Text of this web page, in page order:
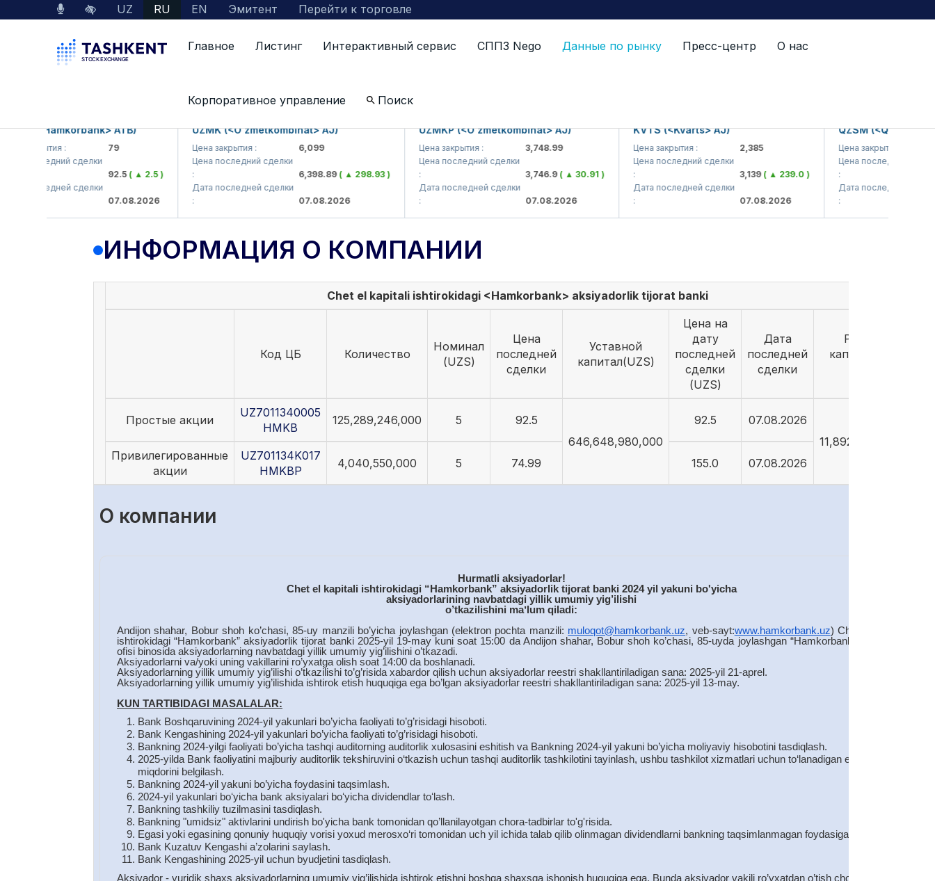
UZ RU EN Эмитент Перейти к торговле
Главное Листинг Интерактивный сервис СППЗ Nego Данные по рынку Пресс-центр О нас
Корпоративное управление Поиск
Информация о компании
(<Hamkorbank> ATB)
сделки
( ▲ 2.5 )
сделки
07.08.2026
UZMK (<O'zmetkombinat> AJ)
Цена закрытия :
6,099
Цена последний сделки
6,398.89( ▲ 298.93 )
Дата последней сделки
07.08.2026
UZMKP (<O'zmetkombinat> AJ)
Цена закрытия :
3,748.99
Цена последний сделки
3,746.9( ▲ 30.91 )
Дата последней сделки
07.08.2026
KVTS (<Kvarts> AJ)
Цена закрытия :
Цена последний сделки
3,139( ▲ 239.0 )
Дата последней сделки
07.08.2026
QZSM
Цена закрытия :
Цена последний сделки
Дата последней сделки
ИНФОРМАЦИЯ О КОМПАНИИ
Chet el kapitali ishtirokidagi <Hamkorbank> aksiyadorlik tijorat banki
Код ЦБ Количество
Номинал
(UZS)
Цена
последней
сделки
Уставной
капитал(UZS)
Цена на
дату
последней
сделки
(UZS)
Дата
последней
сделки
Рыночная
капитализация
Простые акции
UZ7011340005
HMKB
125,289,246,000 5
92.5
646,648,980,000
92.5
07.08.2026
11,892,256,099,500
Привилегированные
акции
UZ701134K017
HMKBP
4,040,550,000 5 74.99 155.0 07.08.2026
О компании
Hurmatli aksiyadorlar!
Chet el kapitali ishtirokidagi “Hamkorbank” aksiyadorlik tijorat banki 2024 yil yakuni bo'yicha
aksiyadorlarining navbatdagi yillik umumiy yig’ilishi
o’tkazilishini maʼlum qiladi:
Andijon shahar, Bobur shoh ko’chasi, 85-uy manzili bo’yicha joylashgan (elektron pochta manzili: muloqot@hamkorbank.uz, veb-sayt:www.hamkorbank.uz) Chet el kapitali
ishtirokidagi “Hamkorbank” aksiyadorlik tijorat banki 2025-yil 19-may kuni soat 15:00 da Andijon shahar, Bobur shoh ko’chasi, 85-uyda joylashgan “Hamkorbank” ATB Bosh
ofisi binosida aksiyadorlarning navbatdagi yillik umumiy yig’ilishini o’tkazadi.
Aksiyadorlarni va/yoki uning vakillarini ro’yxatga olish soat 14:00 da boshlanadi.
Aksiyadorlarning yillik umumiy yig’ilishi o’tkazilishi to’g’risida xabardor qilish uchun aksiyadorlar reestri shakllantiriladigan sana: 2025-yil 21-aprel.
Aksiyadorlarning yillik umumiy yig’ilishida ishtirok etish huquqiga ega bo’lgan aksiyadorlar reestri shakllantiriladigan sana: 2025-yil 13-may.
KUN TARTIBIDAGI MASALALAR:
Bank Boshqaruvining 2024-yil yakunlari bo’yicha faoliyati to’g’risidagi hisoboti.
Bank Kengashining 2024-yil yakunlari bo’yicha faoliyati to’g’risidagi hisoboti.
Bankning 2024-yilgi faoliyati bo’yicha tashqi auditorning auditorlik xulosasini eshitish va Bankning 2024-yil yakuni bo’yicha moliyaviy hisobotini tasdiqlash.
2025-yilda Bank faoliyatini majburiy auditorlik tekshiruvini o‘tkazish uchun tashqi auditorlik tashkilotini tayinlash, ushbu tashkilot xizmatlari uchun to‘lanadigan eng ko’p xaq
miqdorini belgilash.
Bankning 2024-yil yakuni bo’yicha foydasini taqsimlash.
2024-yil yakunlari boʻyicha bank aksiyalari boʻyicha dividendlar toʻlash.
Bankning tashkiliy tuzilmasini tasdiqlash.
Bankning "umidsiz" aktivlarini undirish bo'yicha bank tomonidan qo’llanilayotgan chora-tadbirlar to'g'risida.
Egasi yoki egasining qonuniy huquqiy vorisi yoxud merosxo‘ri tomonidan uch yil ichida talab qilib olinmagan dividendlarni bankning taqsimlanmagan foydasiga qaytarish.
Bank Kuzatuv Kengashi a’zolarini saylash.
Bank Kengashining 2025-yil uchun byudjetini tasdiqlash.
Aksiyador - yuridik shaxs aksiyadorlarning umumiy yig’ilishida ishtirok etishni boshqa shaxsga ishonish huquqiga ega. Bunda aksiyador vakili ro’yxatdan o’tish chog’ida tegishli